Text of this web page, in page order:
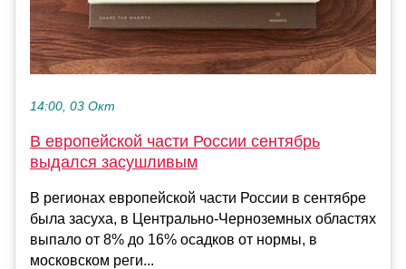
14:00, 03 Окт
В европейской части России сентябрь
выдался засушливым
В регионах европейской части России в сентябре
была засуха, в Центрально-Черноземных областях
выпало от 8% до 16% осадков от нормы, в
московском реги...